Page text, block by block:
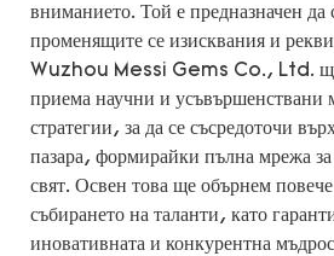
вниманието. Той е предназначен да
променящите се изисквания и
Wuzhou Messi Gems Co., Ltd.
приема научни и усъвършенствани
стратегии, за да се съсредоточи
пазара, формирайки пълна мрежа
свят. Освен това ще обърнем
събирането на таланти, като
иновативната и конкурентна